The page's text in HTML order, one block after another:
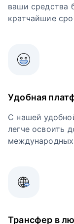
ваши средства
кратчайшие
Удобная
С нашей
легче освоить
Трансфер в